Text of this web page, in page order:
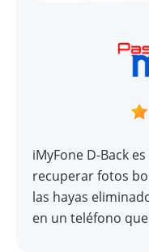
iMyFone D-Back
recuperar fotos
las hayas
en un teléfono